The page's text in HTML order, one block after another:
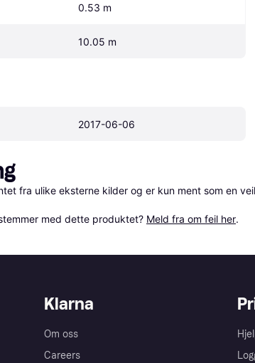
0.53 m
10.05 m
2017-06-06
fra ulike eksterne kilder og er kun ment som en
med dette produktet? Meld fra om feil her.
Klarna
Om oss
Careers